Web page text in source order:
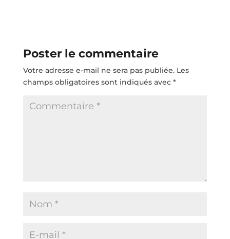
Poster le commentaire
Votre adresse e-mail ne sera pas publiée. Les
champs obligatoires sont indiqués avec *